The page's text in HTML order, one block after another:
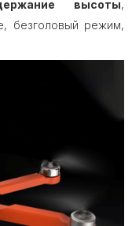
высоты,
безголовый режим,